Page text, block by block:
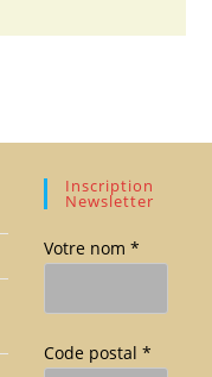
Inscription
Newsletter
Votre nom *
Code postal *